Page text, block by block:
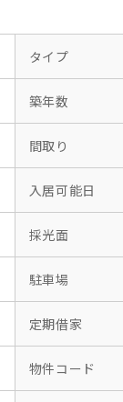
タイプ
築年数
間取り
入居可能日
採光面
駐車場
定期借家
物件コード